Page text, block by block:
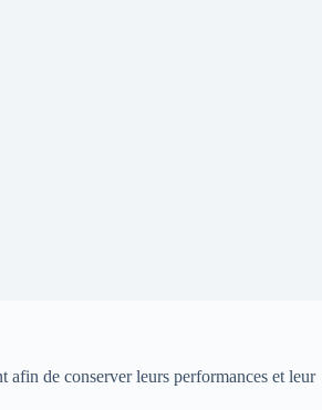
afin de conserver leurs performances et leur